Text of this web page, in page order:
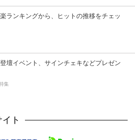
ランキングから、ヒットの推移をチェッ
壇イベント、サインチェキなどプレゼン
集
ト